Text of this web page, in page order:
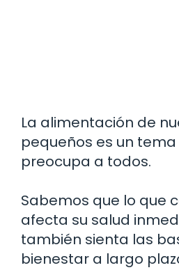
La alimentación de
pequeños es un
preocupa a todos.
Sabemos que lo que
afecta su salud
también sienta las
bienestar a largo